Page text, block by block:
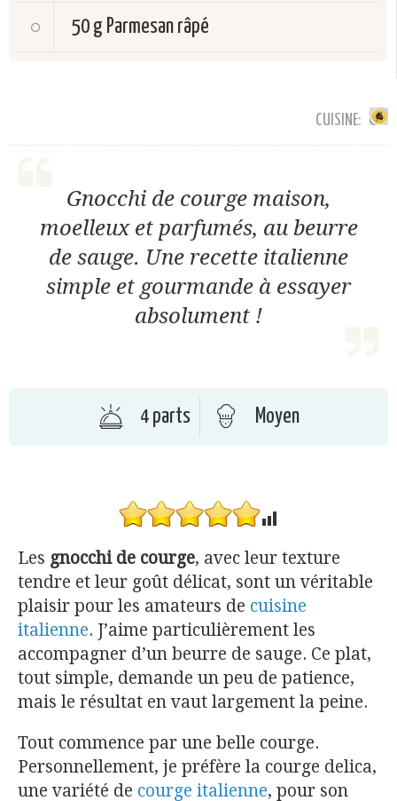
50 g Parmesan râpé
CUISINE:
Gnocchi de courge maison,
moelleux et parfumés, au beurre
de sauge. Une recette italienne
simple et gourmande à essayer
absolument !
4 parts Moyen
Les gnocchi de courge, avec leur texture
tendre et leur goût délicat, sont un véritable
plaisir pour les amateurs de cuisine
italienne. J’aime particulièrement les
accompagner d’un beurre de sauge. Ce plat,
tout simple, demande un peu de patience,
mais le résultat en vaut largement la peine.
Tout commence par une belle courge.
Personnellement, je préfère la courge delica,
une variété de courge italienne, pour son